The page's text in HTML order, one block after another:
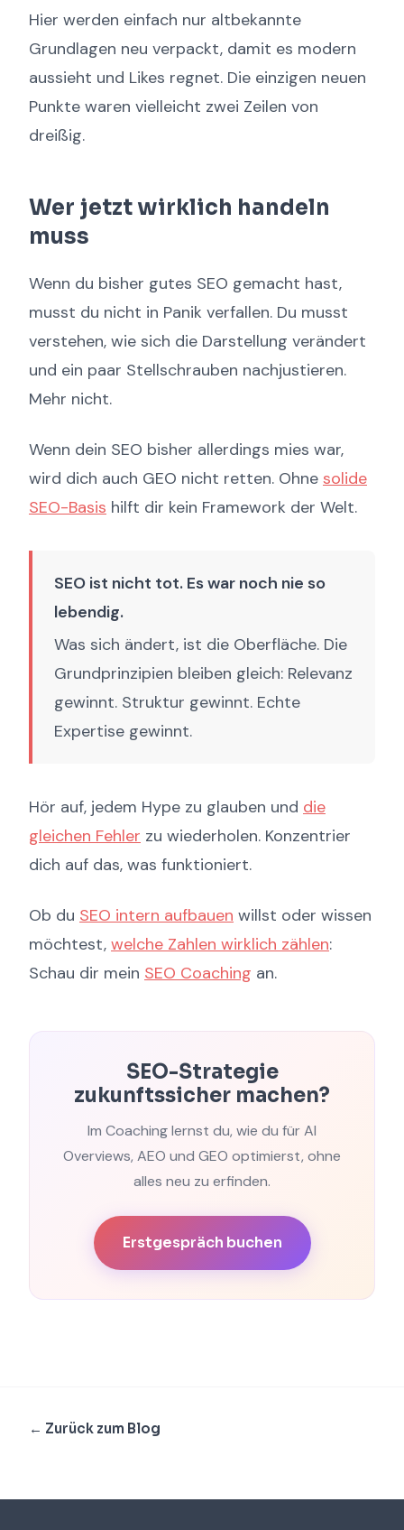
Hier werden einfach nur altbekannte
Grundlagen neu verpackt, damit es modern
aussieht und Likes regnet. Die einzigen neuen
Punkte waren vielleicht zwei Zeilen von
dreißig.
Wer jetzt wirklich handeln
muss
Wenn du bisher gutes SEO gemacht hast,
musst du nicht in Panik verfallen. Du musst
verstehen, wie sich die Darstellung verändert
und ein paar Stellschrauben nachjustieren.
Mehr nicht.
Wenn dein SEO bisher allerdings mies war,
wird dich auch GEO nicht retten. Ohne solide
SEO-Basis hilft dir kein Framework der Welt.
SEO ist nicht tot. Es war noch nie so
lebendig.
Was sich ändert, ist die Oberfläche. Die
Grundprinzipien bleiben gleich: Relevanz
gewinnt. Struktur gewinnt. Echte
Expertise gewinnt.
Hör auf, jedem Hype zu glauben und die
gleichen Fehler zu wiederholen. Konzentrier
dich auf das, was funktioniert.
Ob du SEO intern aufbauen willst oder wissen
möchtest, welche Zahlen wirklich zählen:
Schau dir mein SEO Coaching an.
SEO-Strategie
zukunftssicher machen?
Im Coaching lernst du, wie du für AI
Overviews, AEO und GEO optimierst, ohne
alles neu zu erfinden.
Erstgespräch buchen
← Zurück zum Blog